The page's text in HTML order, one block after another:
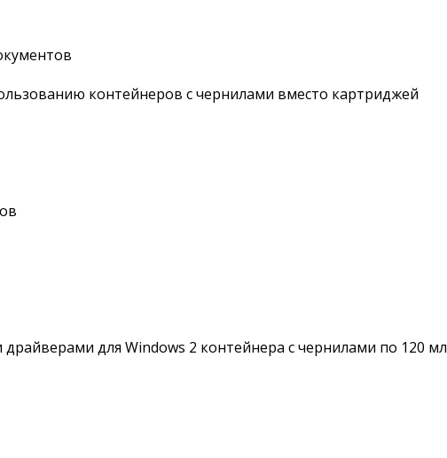
контейнеров с чернилами вместо картриджей
для Windows 2 контейнера c чернилами по 120 мл